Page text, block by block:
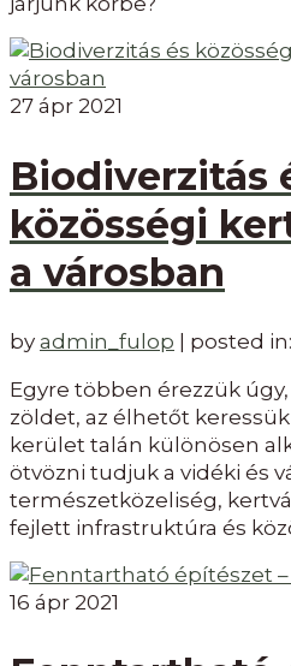
27 ápr 2021
Biodiverzitás
közösségi
a városban
by admin_fulop posted in:
Egyre többen érezzük
zöldet, az élhetőt keressük
kerület talán különösen
ötvözni tudjuk a vidéki és
természetközeliség,
fejlett infrastruktúra és
16 ápr 2021